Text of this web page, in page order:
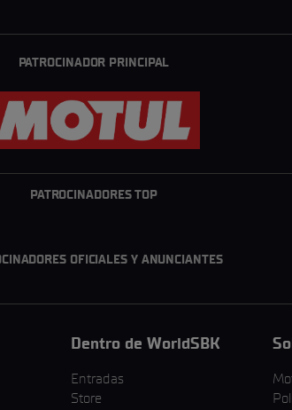
PATROCINADOR PRINCIPAL
PATROCINADORES TOP
OFICIALES Y ANUNCIANTES
Dentro de WorldSBK
Entradas
Store